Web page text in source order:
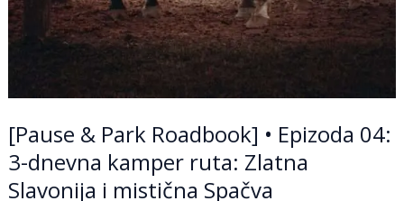
[Pause & Park Roadbook] • Epizoda 04:
3-dnevna kamper ruta: Zlatna
Slavonija i mistična Spačva